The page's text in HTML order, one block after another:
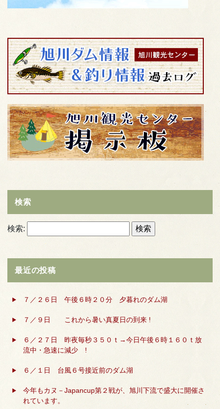
検索
検索:
最近の投稿
７／２６日 午後６時２０分 夕暮れのダム湖
７／９日 これから暑い真夏日の到来 !
６／２７日 昨夜毎秒３５０ｔ→今日午後６時１６０ｔ放
流中・急速に減少 !
６／１日 台風６号接近前のダム湖
今年もカヌ－Japancup第２戦が、旭川下流で盛大に開催さ
れています。